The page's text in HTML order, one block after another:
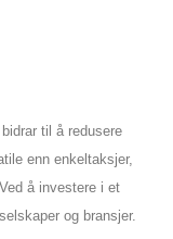
til å redusere
enn enkeltaksjer,
å investere i et
og bransjer.